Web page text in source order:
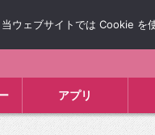
アプリ
ウェブサイトでは Cookie